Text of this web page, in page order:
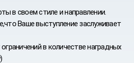
в своем стиле и направлении.
Ваше выступление заслуживает
в количестве наградных